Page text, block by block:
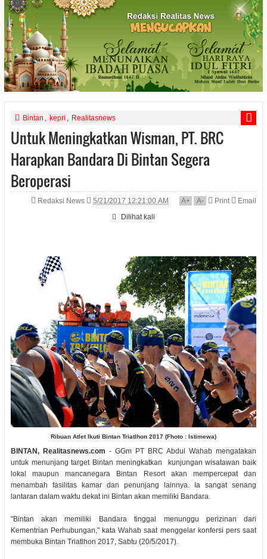
Bintan kepri Realitasnews
Untuk Meningkatkan Wisman, PT. BRC
Harapkan Bandara Di Bintan Segera
Beroperasi
Redaksi News 5/21/2017 12:21:00 AM A+ A- Print
Email
Dilihat kali
Ribuan Atlet Ikuti Bintan Triatlhon 2017 (Fhoto : Istimewa)
BINTAN, Realitasnews.com - GGm PT BRC Abdul Wahab mengatakan
untuk menunjang target Bintan meningkatkan kunjungan wisatawan baik
lokal maupun mancanegara Bintan Resort akan mempercepat dan
menambah fasilitas kamar dan penunjang lainnya. Ia sangat senang
lantaran dalam waktu dekat ini Bintan akan memiliki Bandara.
"Bintan akan memiliki Bandara tinggal menunggu perizinan dari
Kementrian Perhubungan," kata Wahab saat menggelar konfersi pers saat
membuka Bintan Triatlhon 2017, Sabtu (20/5/2017).